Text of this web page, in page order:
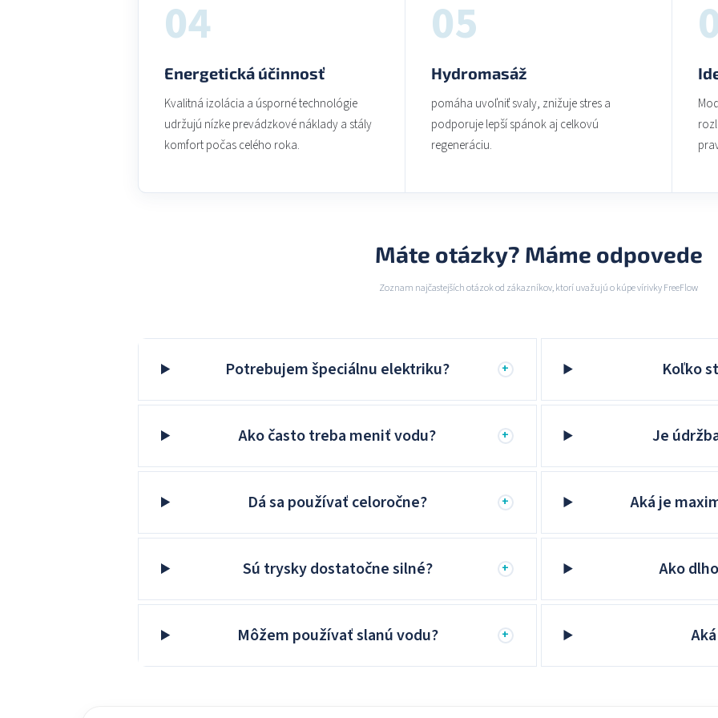
04
Energetická účinnosť
Kvalitná izolácia a úsporné technológie
udržujú nízke prevádzkové náklady a stály
komfort počas celého roka.
05
Hydromasáž
pomáha uvoľniť svaly, znižuje stres a
podporuje lepší spánok aj celkovú
regeneráciu.
Máte otázky? Máme odpovede
Zoznam najčastejších otázok od zákazníkov, ktorí uvažujú o kúpe vírivky FreeFlow
Potrebujem špeciálnu elektriku? + Koľko
Ako často treba meniť vodu? + Je
Dá sa používať celoročne? + Aká je
Sú trysky dostatočne silné? + Ako
Môžem používať slanú vodu? +